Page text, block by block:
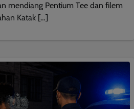
mendiang Pentium Tee dan filem
Katak […]